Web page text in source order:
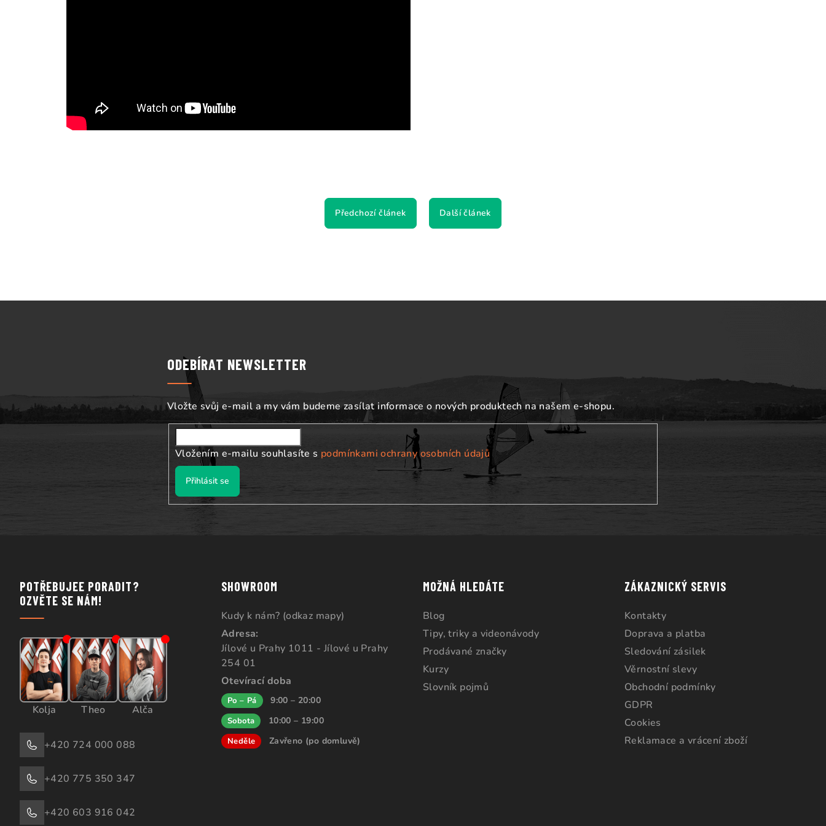
Předchozí článek Další článek
t
í
ODEBÍRAT NEWSLETTER
Vložte svůj e-mail a my vám budeme zasílat informace o nových produktech na našem e-shopu.
Vložením e-mailu souhlasíte s podmínkami ochrany osobních údajů
Přihlásit se
POTŘEBUJEE PORADIT?
OZVĚTE SE NÁM!
Kolja Theo Alča
+420 724 000 088
+420 775 350 347
+420 603 916 042
SHOWROOM
Kudy k nám? (odkaz mapy)
Adresa:
Jílové u Prahy 1011 - Jílové u Prahy
254 01
Otevírací doba
Po – Pá 9:00 – 20:00
Sobota 10:00 – 19:00
Neděle Zavřeno (po domluvě)
MOŽNÁ HLEDÁTE
Blog
Tipy, triky a videonávody
Prodávané značky
Kurzy
Slovník pojmů
ZÁKAZNICKÝ SERVIS
Kontakty
Doprava a platba
Sledování zásilek
Věrnostní slevy
Obchodní podmínky
GDPR
Cookies
Reklamace a vrácení zboží